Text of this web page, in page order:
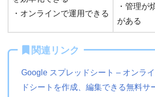
・オンラインで運用できる
・管理が
がある
関連リンク
Google スプレッドシート – オンラ
ドシートを作成、編集できる無料サ